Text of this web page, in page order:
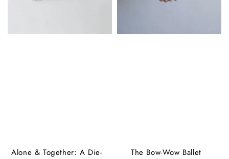
Alone & Together: A Die-
The Bow-Wow Ballet